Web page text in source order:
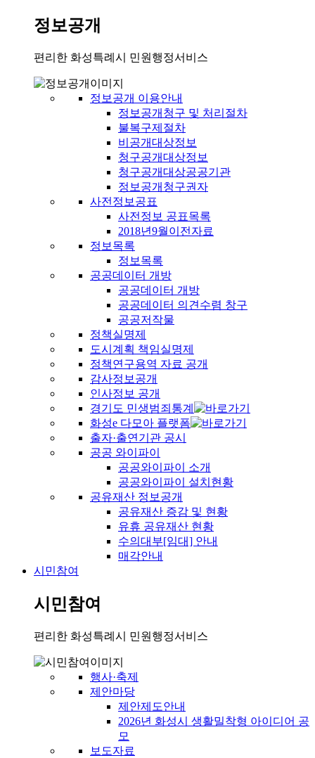
정보공개
편리한 화성특례시 민원행정서비스
정보공개 이용안내
정보공개청구 및 처리절차
불복구제절차
비공개대상정보
청구공개대상정보
청구공개대상공공기관
정보공개청구권자
사전정보공표
사전정보 공표목록
2018년9월이전자료
정보목록
정보목록
공공데이터 개방
공공데이터 개방
공공데이터 의견수렴 창구
공공저작물
정책실명제
도시계획 책임실명제
정책연구용역 자료 공개
감사정보공개
인사정보 공개
경기도 민생범죄통계
화성e 다모아 플랫폼
출자·출연기관 공시
공공 와이파이
공공와이파이 소개
공공와이파이 설치현황
공유재산 정보공개
공유재산 증감 및 현황
유휴 공유재산 현황
수의대부[임대] 안내
매각안내
시민참여
시민참여
편리한 화성특례시 민원행정서비스
행사·축제
제안마당
제안제도안내
2026년 화성시 생활밀착형 아이디어 공
모
보도자료